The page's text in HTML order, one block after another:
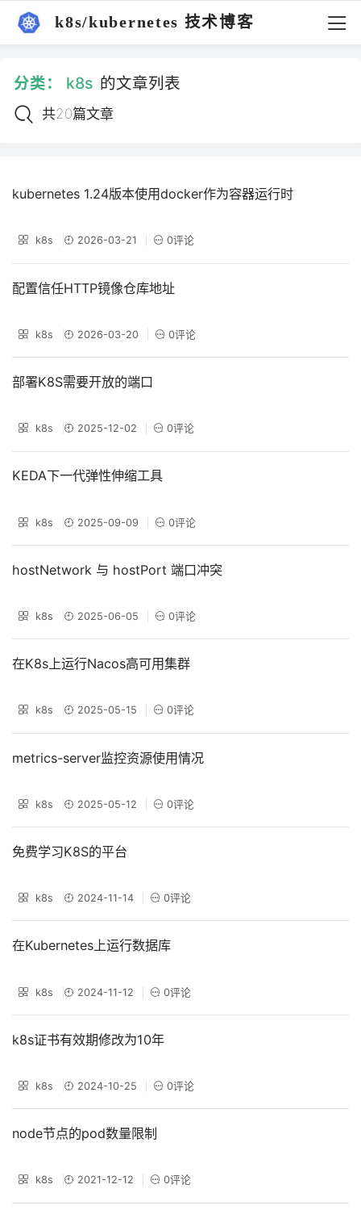
k8s/kubernetes 技术博客
分类： k8s 的文章列表
共20篇文章
kubernetes 1.24版本使用docker作为容器运行时
k8s 2026-03-21 0评论
配置信任HTTP镜像仓库地址
k8s 2026-03-20 0评论
部署K8S需要开放的端口
k8s 2025-12-02 0评论
KEDA下一代弹性伸缩工具
k8s 2025-09-09 0评论
hostNetwork 与 hostPort 端口冲突
k8s 2025-06-05 0评论
在K8s上运行Nacos高可用集群
k8s 2025-05-15 0评论
metrics-server监控资源使用情况
k8s 2025-05-12 0评论
免费学习K8S的平台
k8s 2024-11-14 0评论
在Kubernetes上运行数据库
k8s 2024-11-12 0评论
k8s证书有效期修改为10年
k8s 2024-10-25 0评论
node节点的pod数量限制
k8s 2021-12-12 0评论